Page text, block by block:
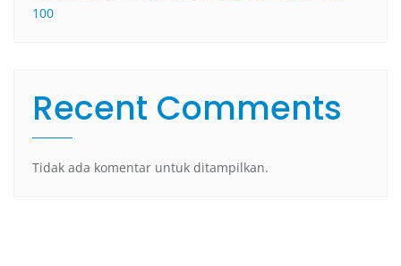
100
Recent Comments
Tidak ada komentar untuk ditampilkan.